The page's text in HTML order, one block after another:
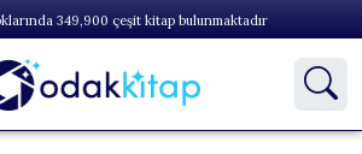
349,900 çeşit kitap bulunmaktadır